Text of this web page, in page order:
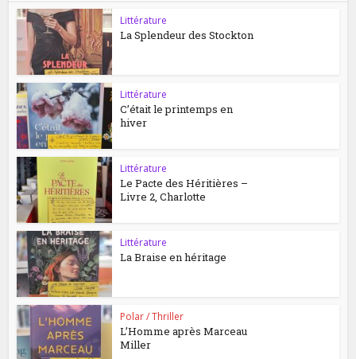
Littérature
La Splendeur des Stockton
Littérature
C’était le printemps en
hiver
Littérature
Le Pacte des Héritières –
Livre 2, Charlotte
Littérature
La Braise en héritage
Polar / Thriller
L’Homme après Marceau
Miller